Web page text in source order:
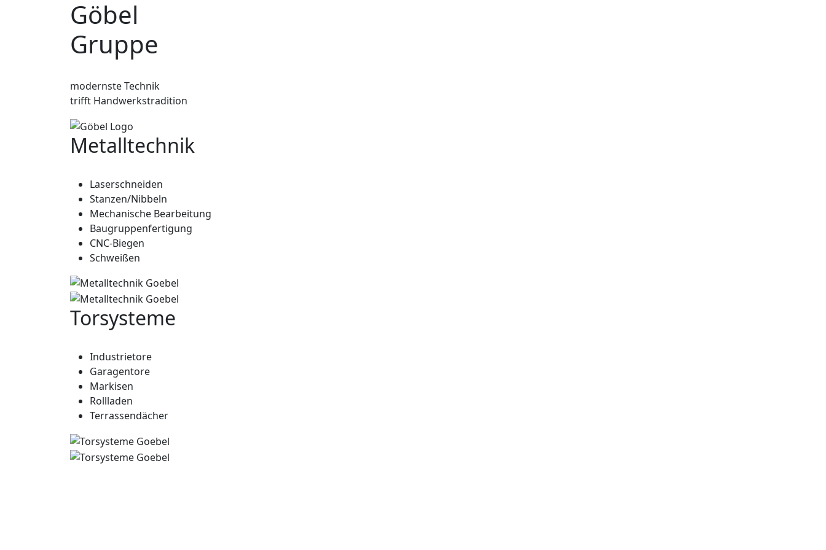
Göbel
Gruppe
modernste Technik
trifft Handwerkstradition
Metalltechnik
Laserschneiden
Stanzen/Nibbeln
Mechanische Bearbeitung
Baugruppenfertigung
CNC-Biegen
Schweißen
Torsysteme
Industrietore
Garagentore
Markisen
Rollladen
Terrassendächer